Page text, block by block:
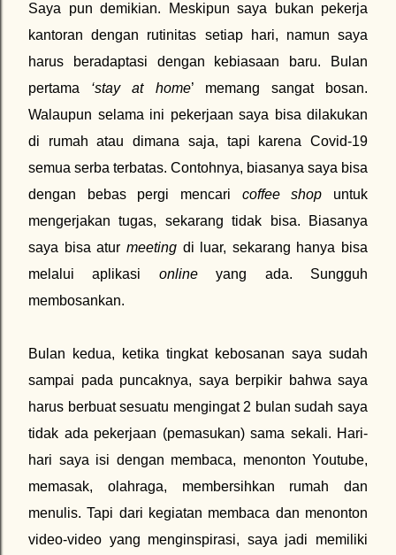
Saya pun demikian. Meskipun saya bukan pekerja
kantoran dengan rutinitas setiap hari, namun saya
harus beradaptasi dengan kebiasaan baru. Bulan
pertama ‘stay at home’ memang sangat bosan.
Walaupun selama ini pekerjaan saya bisa dilakukan
di rumah atau dimana saja, tapi karena Covid-19
semua serba terbatas. Contohnya, biasanya saya bisa
dengan bebas pergi mencari coffee shop untuk
mengerjakan tugas, sekarang tidak bisa. Biasanya
saya bisa atur meetingdi luar, sekarang hanya bisa
melalui aplikasi onlineyang ada. Sungguh
membosankan.
Bulan kedua, ketika tingkat kebosanan saya sudah
sampai pada puncaknya, saya berpikir bahwa saya
harus berbuat sesuatu mengingat 2 bulan sudah saya
tidak ada pekerjaan (pemasukan) sama sekali. Hari-
hari saya isi dengan membaca, menonton Youtube,
memasak, olahraga, membersihkan rumah dan
menulis. Tapi dari kegiatan membaca dan menonton
video-video yang menginspirasi, saya jadi memiliki